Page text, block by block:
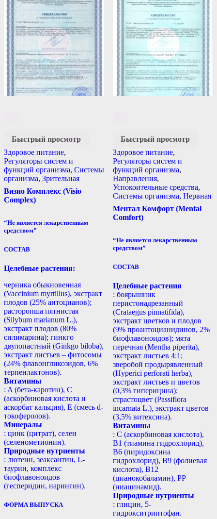
Быстрый просмотр
Здоровое питание,
Регуляторы систем и
функций организма, Системы
организма, Зрительная
Визио Комплекс (Visio
Complex)
“Не является лекарственным
средством”
СОСТАВ
Целебные растения:
черника обыкновенная
(Vaccinium myrtillus), экстракт
плодов (25% антоцианов);
расторопша пятнистая
(Silybum marianum L.),
экстракт плодов (80%
силимарина); гинкго
двулопастный (Ginkgo biloba),
экстракт листьев – фитосомы
(24% флавонгликозидов, 6%
терпенлактонов).
Витамины
: A (бета-каротин), С
(аскорбиновая кислота и
аскорбат кальция), E (смесь d-
токоферолов).
Минералы
: цинк (цитрат), селен
(селенометионин).
Природные нутриенты
: лютеин, зеаксантин, L-
таурин, комплекс
биофлавоноидов
(гесперидин, нарингин).
ФОРМА ВЫПУСКА
Быстрый просмотр
Здоровое питание,
Регуляторы систем и
функций организма,
Направления,
Успокоительные средства,
Системы организма, Нервная
Ментал Комфорт (Mental
Comfort)
“Не является лекарственным
средством”
СОСТАВ
Целебные растения
: боярышник
перистонадрезанный
(Crataegus pinnatifida),
экстракт цветков и плодов
(9% проантоцианидинов, 2%
биофлавоноидов); мята
перечная (Mentha piperita),
экстракт листьев 4:1;
зверобой продырявленный
(Hyperici perforati herba),
экстракт листьев и цветов
(0,3% гиперицина);
страстоцвет (Passiflora
incarnata L.), экстракт цветов
(3,5% витексина).
Витамины
: С (аскорбиновая кислота),
B1 (тиамина гидрохлорид),
B6 (пиридоксина
гидрохлорид), B9 (фолиевая
кислота), В12
(цианокобаламин), РР
(ниацинамид).
Природные нутриенты
: глицин, 5-
гидрокситриптофан.